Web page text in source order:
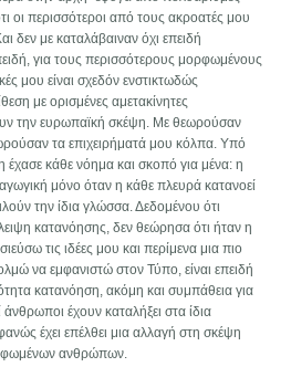
οι περισσότεροι από τους ακροατές μου
δεν με καταλάβαιναν όχι επειδή
για τους περισσότερους μορφωμένους
μου είναι σχεδόν ενστικτωδώς
με ορισμένες αμετακίνητες
την ευρωπαϊκή σκέψη. Με θεωρούσαν
τα επιχειρήματά μου κόλπα. Υπό
έχασε κάθε νόημα και σκοπό για μένα: η
μόνο όταν η κάθε πλευρά κατανοεί
την ίδια γλώσσα. Δεδομένου ότι
κατανόησης, δεν θεώρησα ότι ήταν η
τις ιδέες μου και περίμενα μια πιο
να εμφανιστώ στον Τύπο, είναι επειδή
κατανόηση, ακόμη και συμπάθεια για
άνθρωποι έχουν καταλήξει στα ίδια
έχει επέλθει μια αλλαγή στη σκέψη
ανθρώπων.